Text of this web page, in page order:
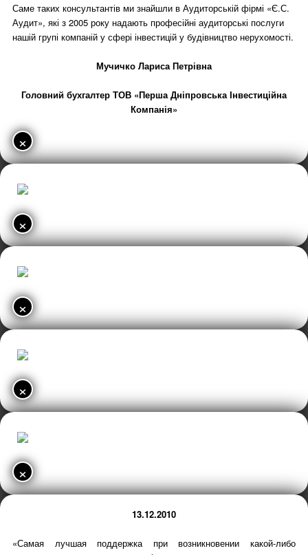
Саме таких консультантів ми знайшли в Аудиторській фірмі «Є.С.
Аудит», які з 2005 року надають професійні аудиторські послуги
нашій групі компаній у сфері інвестицій у будівництво нерухомості.
Мучичко Лариса Петрівна
Головний бухгалтер ТОВ «Перша Дніпровська Інвестиційна
Компанія»
×
×
×
×
×
13.12.2010
«Самая лучшая поддержка при возникновении какой-либо